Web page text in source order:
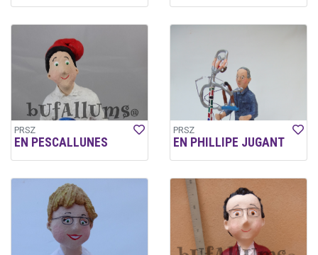
PRSZ
EN PESCALLUNES
PRSZ
EN PHILLIPE JUGANT